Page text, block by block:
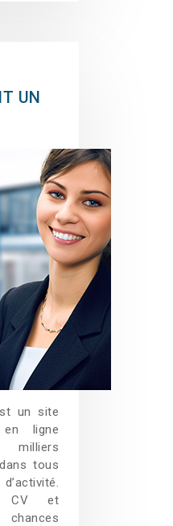
UN
un site
ligne
milliers
tous
CV et